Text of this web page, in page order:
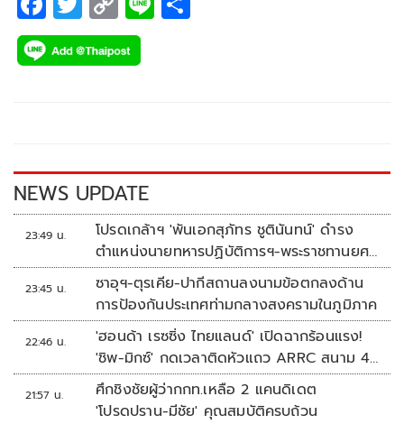
ac
e
k
wi
tt
o
p
k
NEWS UPDATE
23:49 น.
โปรดเกล้าฯ 'พันเอกสุภัทร ชูตินันทน์' ดำรง
ตำแหน่งนายทหารปฏิบัติการฯ-พระราชทานยศ
'พลตรี'
23:45 น.
ซาอุฯ-ตุรเคีย-ปากีสถานลงนามข้อตกลงด้าน
การป้องกันประเทศท่ามกลางสงครามในภูมิภาค
22:46 น.
'ฮอนด้า เรซซิ่ง ไทยแลนด์' เปิดฉากร้อนแรง!
'ชิพ-มิกซ์' กดเวลาติดหัวแถว ARRC สนาม 4
ที่มัลดาลิกา
21:57 น.
ศึกชิงชัยผู้ว่ากกท.เหลือ 2 แคนดิเดต
'โปรดปราน-มีชัย' คุณสมบัติครบถ้วน